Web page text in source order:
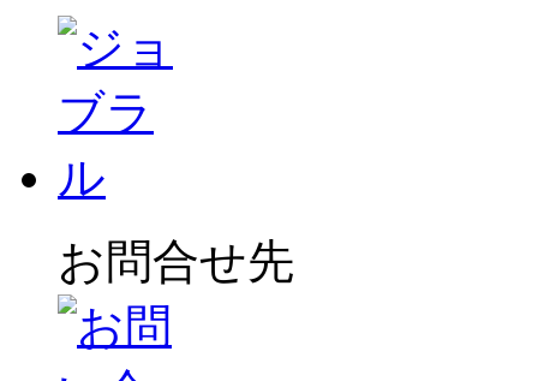
お問合せ先